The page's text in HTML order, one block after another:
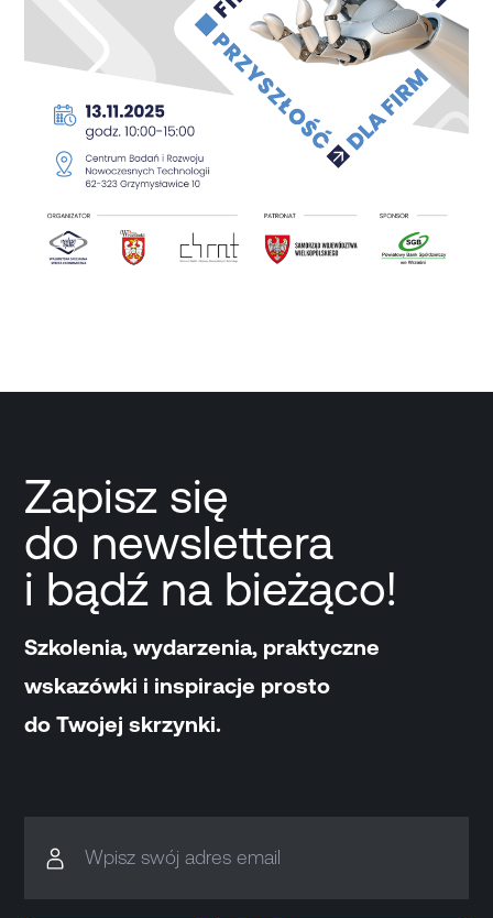
Zapisz się
do newslettera
i bądź na bieżąco!
Szkolenia, wydarzenia, praktyczne
wskazówki i inspiracje prosto
do Twojej skrzynki.
Wpisz swój adres email